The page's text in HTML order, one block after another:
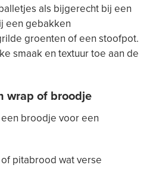
als bijgerecht bij een
een gebakken
groenten of een stoofpot.
smaak en textuur toe aan de
wrap of broodje
broodje voor een
pitabrood wat verse